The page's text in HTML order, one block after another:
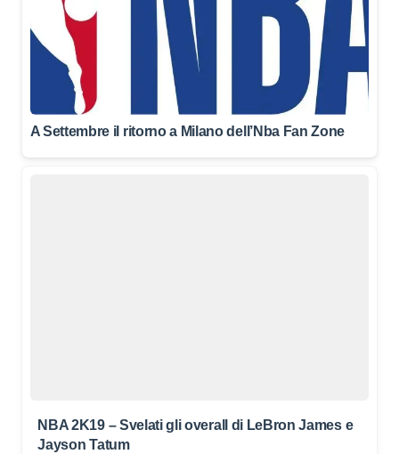
A Settembre il ritorno a Milano dell’Nba Fan Zone
NBA 2K19 – Svelati gli overall di LeBron James e
Jayson Tatum